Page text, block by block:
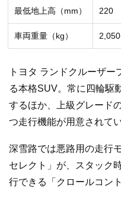
最低地上高（mm） 220
車両重量（kg）
トヨタ ランドクルーザ
る本格SUV。常に四輪駆
するほか、上級グレード
つ走行機能が用意されてい
深雪路では悪路用の走行
セレクト」が、スタック
行できる「クロールコン